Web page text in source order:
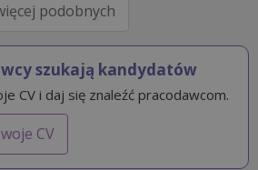
podobnych
szukają kandydatów
CV i daj się znaleźć pracodawcom.
CV